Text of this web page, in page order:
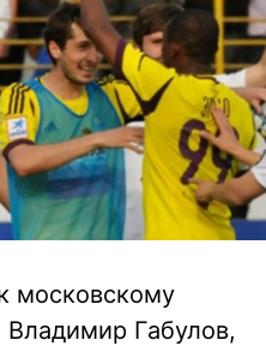
московскому
Владимир Габулов,